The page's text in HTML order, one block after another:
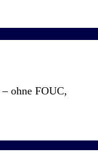
– ohne FOUC,